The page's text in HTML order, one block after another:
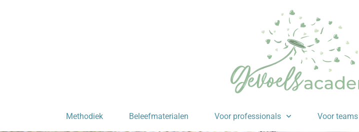
Methodiek Beleefmaterialen Voor professionals Voor teams